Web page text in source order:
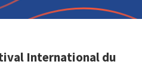
International du